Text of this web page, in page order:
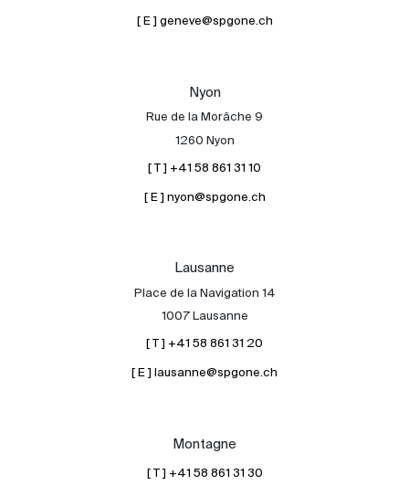
[ E ] geneve@spgone.ch
Nyon
Rue de la Morâche 9
1260 Nyon
[ T ] +41 58 861 31 10
[ E ] nyon@spgone.ch
Lausanne
Place de la Navigation 14
1007 Lausanne
[ T ] +41 58 861 31 20
[ E ] lausanne@spgone.ch
Montagne
[ T ] +41 58 861 31 30